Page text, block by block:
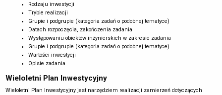
Rodzaju inwestycji
Trybie realizacji
Grupie i podgrupie (kategoria zadań o podobnej tematyce)
Datach rozpoczęcia, zakończenia zadania
Występowaniu obiektów inżynierskich w zakresie zadania
Grupie i podgrupie (kategoria zadań o podobnej tematyce)
Wartości inwestycji
Opisie zadania
Wieloletni Plan Inwestycyjny
Wieloletni Plan Inwestycyjny jest narzędziem realizacji zamierzeń dotyczących